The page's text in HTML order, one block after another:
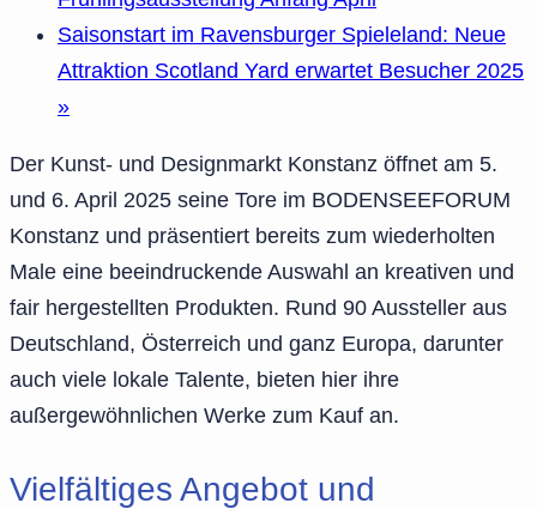
Saisonstart im Ravensburger Spieleland: Neue
Attraktion Scotland Yard erwartet Besucher 2025
»
Der Kunst- und Designmarkt Konstanz öffnet am 5.
und 6. April 2025 seine Tore im BODENSEEFORUM
Konstanz und präsentiert bereits zum wiederholten
Male eine beeindruckende Auswahl an kreativen und
fair hergestellten Produkten. Rund 90 Aussteller aus
Deutschland, Österreich und ganz Europa, darunter
auch viele lokale Talente, bieten hier ihre
außergewöhnlichen Werke zum Kauf an.
Vielfältiges Angebot und